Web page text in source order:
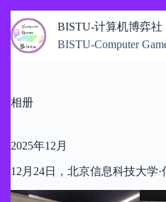
跳
过
内
BISTU-计算机博弈社
BISTU-Computer
相册
2025年12月
12月24日，北京信息科技大学